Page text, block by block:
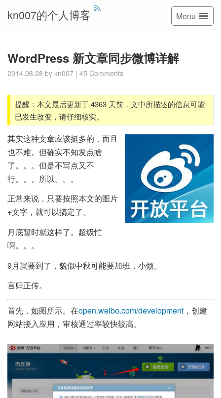
kn007的个人博客 Menu
WordPress 新文章同步微博详解
2014.08.28 by kn007 | 45 Comments
提醒：本文最后更新于 4363 天前，文中所描述的信息可能
已发生改变，请仔细核实。
其实这种文章应该挺多的，而且
也不难。但确实不知发点啥
了。。。但是不写点又不
行。。。所以。。。
正常来说，只要按照本文的图片
+文字，就可以搞定了。
月底暂时就这样了。超级忙
啊。。。
9月就要到了，貌似中秋可能要加班，小烦。
言归正传。
首先，如图所示。在open.weibo.com/development ，创建
网站接入应用，审核通过率较快较高。